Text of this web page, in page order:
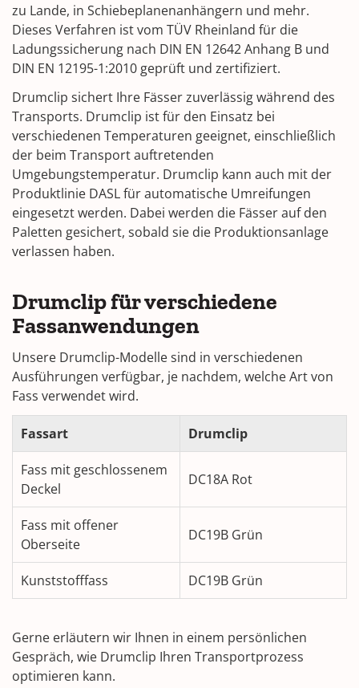
zu Lande, in Schiebeplanenanhängern und mehr.
Dieses Verfahren ist vom TÜV Rheinland für die
Ladungssicherung nach DIN EN 12642 Anhang B und
DIN EN 12195-1:2010 geprüft und zertifiziert.
Drumclip sichert Ihre Fässer zuverlässig während des
Transports. Drumclip ist für den Einsatz bei
verschiedenen Temperaturen geeignet, einschließlich
der beim Transport auftretenden
Umgebungstemperatur. Drumclip kann auch mit der
Produktlinie DASL für automatische Umreifungen
eingesetzt werden. Dabei werden die Fässer auf den
Paletten gesichert, sobald sie die Produktionsanlage
verlassen haben.
Drumclip für verschiedene
Fassanwendungen
Unsere Drumclip-Modelle sind in verschiedenen
Ausführungen verfügbar, je nachdem, welche Art von
Fass verwendet wird.
Fassart Drumclip
Fass mit geschlossenem
Deckel
DC18A Rot
Fass mit offener
Oberseite
DC19B Grün
Kunststofffass DC19B Grün
Gerne erläutern wir Ihnen in einem persönlichen
Gespräch, wie Drumclip Ihren Transportprozess
optimieren kann.